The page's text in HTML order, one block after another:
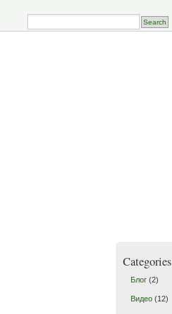
Categories
Блог(2)
Видео(12)